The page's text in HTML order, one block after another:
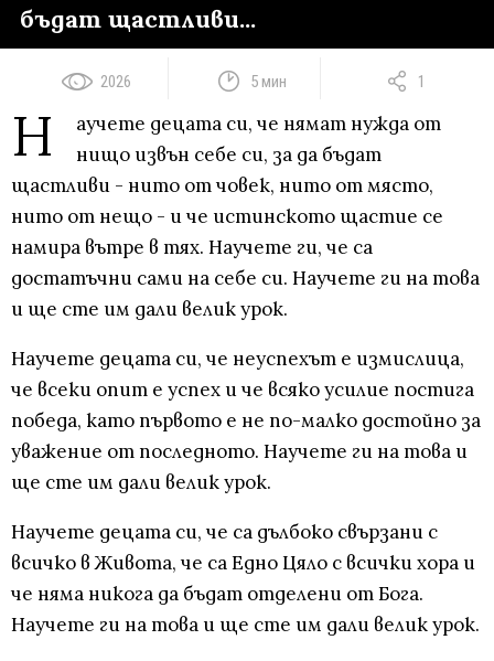
бъдат щастливи...
2026 5 мин 1
Н
аучете децата си, че нямат нужда от
нищо извън себе си, за да бъдат
щастливи - нито от човек, нито от място,
нито от нещо - и че истинското щастие се
намира вътре в тях. Научете ги, че са
достатъчни сами на себе си. Научете ги на това
и ще сте им дали велик урок.
Научете децата си, че неуспехът е измислица,
че всеки опит е успех и че всяко усилие постига
победа, като първото е не по-малко достойно за
уважение от последното. Научете ги на това и
ще сте им дали велик урок.
Научете децата си, че са дълбоко свързани с
всичко в Живота, че са Едно Цяло с всички хора и
че няма никога да бъдат отделени от Бога.
Научете ги на това и ще сте им дали велик урок.